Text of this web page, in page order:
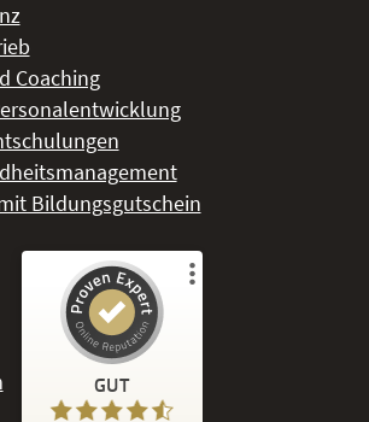
Coaching
Bildungsgutschein
GUT
und Erfahrungen zu
- Deutsches eLearning Studieninstitut